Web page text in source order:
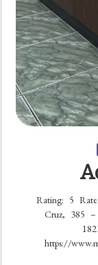
Rating: 5
Cruz, 385 –
https://